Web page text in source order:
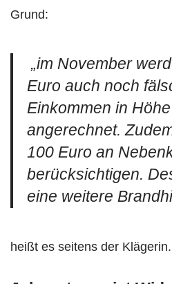
Grund:
„im November
Euro auch noch
Einkommen in
angerechnet.
100 Euro an
berücksichtigen.
eine weitere
heißt es seitens der Klägerin.